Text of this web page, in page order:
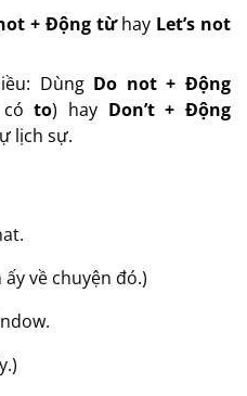
+ Động từhay Let’s not
Dùng Do not + Động
cóto) hay Don’t + Động
lịch sự.
về chuyện đó.)